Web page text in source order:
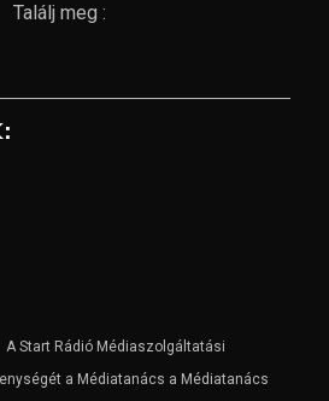
Találj meg :
A Start Rádió Médiaszolgáltatási
a Médiatanács a Médiatanács